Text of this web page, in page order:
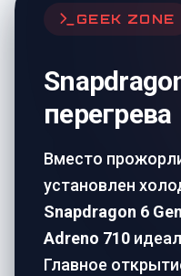
GEEK ZONE
перегрева
Вместо
установлен
Snapdragon 6
Adreno 710
Главное